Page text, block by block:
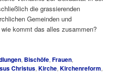
die grassierenden
Gemeinden und
kommt das alles zusammen?
, Bischöfe,Frauen,
Christus,Kirche,Kirchenreform,